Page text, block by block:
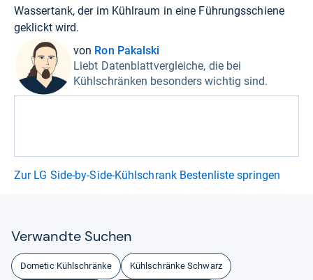
Wassertank, der im Kühlraum in eine Führungsschiene
geklickt wird.
von Ron Pakalski
Liebt Datenblattvergleiche, die bei
Kühlschränken besonders wichtig sind.
Zur LG Side-by-Side-Kühlschrank Bestenliste springen
Ver­wandte Suchen
Dometic Kühlschränke Kühlschränke Schwarz